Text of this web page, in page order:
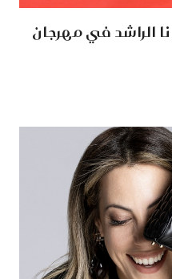
الراشد في مهرجان